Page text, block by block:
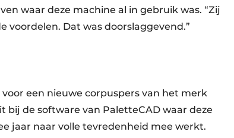
waar deze machine al in gebruik was. “Zij
Dat was doorslaggevend.”
een nieuwe corpuspers van het merk
de software van PaletteCAD waar deze
jaar naar volle tevredenheid mee werkt.